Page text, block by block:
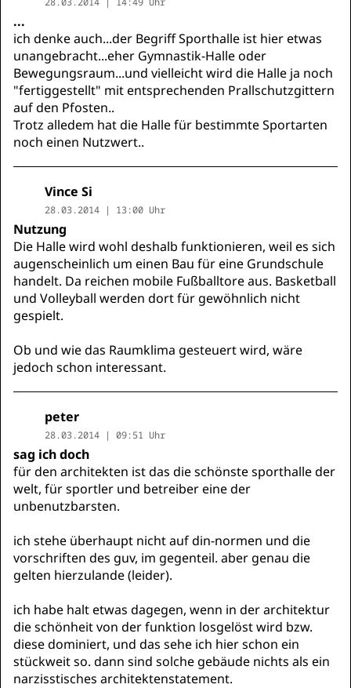
...
ich denke auch...der Begriff Sporthalle ist hier etwas
unangebracht...eher Gymnastik-Halle oder
Bewegungsraum...und vielleicht wird die Halle ja noch
"fertiggestellt" mit entsprechenden Prallschutzgittern
auf den Pfosten..
Trotz alledem hat die Halle für bestimmte Sportarten
noch einen Nutzwert..
Vince Si
28.03.2014 | 13:00 Uhr
Nutzung
Die Halle wird wohl deshalb funktionieren, weil es sich
augenscheinlich um einen Bau für eine Grundschule
handelt. Da reichen mobile Fußballtore aus. Basketball
und Volleyball werden dort für gewöhnlich nicht
gespielt.
Ob und wie das Raumklima gesteuert wird, wäre
jedoch schon interessant.
peter
28.03.2014 | 09:51 Uhr
sag ich doch
für den architekten ist das die schönste sporthalle der
welt, für sportler und betreiber eine der
unbenutzbarsten.
ich stehe überhaupt nicht auf din-normen und die
vorschriften des guv, im gegenteil. aber genau die
gelten hierzulande (leider).
ich habe halt etwas dagegen, wenn in der architektur
die schönheit von der funktion losgelöst wird bzw.
diese dominiert, und das sehe ich hier schon ein
stückweit so. dann sind solche gebäude nichts als ein
narzisstisches architektenstatement.